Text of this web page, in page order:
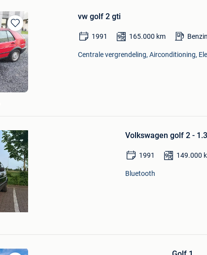
Bewaren
in
Mijn
Favorieten
vw golf 2 gti
1991 165.000 km
Centrale vergrendeling, Airconditioning,
Mijn
Favorieten
Volkswagen golf 2 -
1991 149.000
Bluetooth